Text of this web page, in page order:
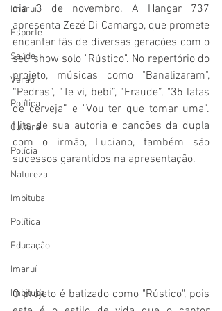
Imaruí
Esporte
Saúde
Verão
Política
Cultura
Polícia
Natureza
Imbituba
Política
Educação
Imaruí
Imbituba
dia 3 de novembro. A Hangar 737
apresenta Zezé Di Camargo, que promete
encantar fãs de diversas gerações com o
seu show solo "Rústico". No repertório do
projeto, músicas como "Banalizaram",
“Pedras”, “Te vi, bebi”, “Fraude”, "35 latas
de cerveja” e "Vou ter que tomar uma”.
Hits de sua autoria e canções da dupla
com o irmão, Luciano, também são
sucessos garantidos na apresentação.
O projeto é batizado como "Rústico", pois